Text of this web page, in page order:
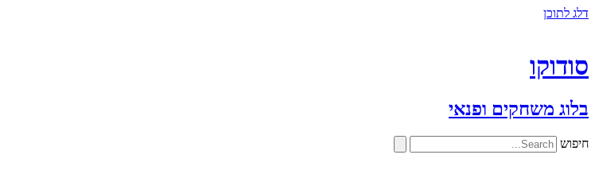
דלג לתוכן
סודוקו
בלוג משחקים ופנאי
חיפוש